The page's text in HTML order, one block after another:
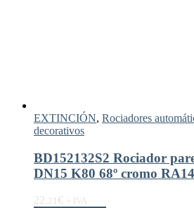
EXTINCIÓN, Rociadores
decorativos
BD152132S2 Rociador
DN15 K80 68º cromo
22,21 € + IVA